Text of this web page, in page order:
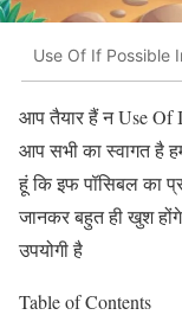
Use Of If Possible
आप तैयार हैं न Use Of
आप सभी का स्वागत है
हूं कि इफ पॉसिबल का
जानकर बहुत ही खुश
उपयोगी है
Table of Contents